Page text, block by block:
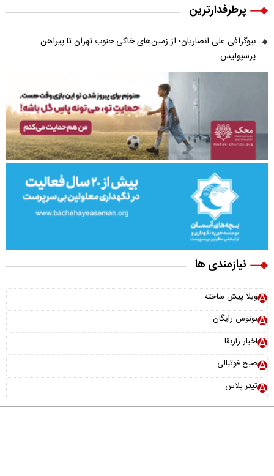
پرطرفدارترین
بیوگرافی علی انصاریان؛ از زمین‌های خاکی جنوب تهران تا پیراهن
پرسپولیس
نیازمندی ها
ویلا پیش ساخته
بونوس رایگان
اخبار رازبقا
صبح فوتبالی
تیتر پلاس